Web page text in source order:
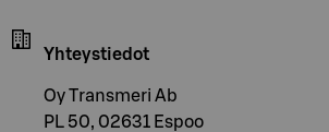
Yhteystiedot
Oy Transmeri Ab
PL 50, 02631 Espoo